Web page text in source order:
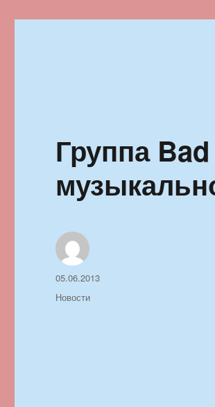
Группа
Автор
Опубликовано
05.06.2013
Рубрики
Новости